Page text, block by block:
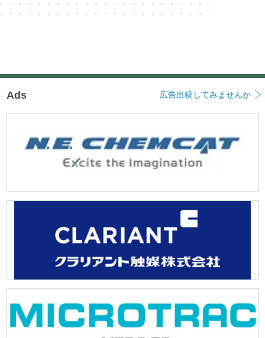
Ads 広告出稿してみませんか